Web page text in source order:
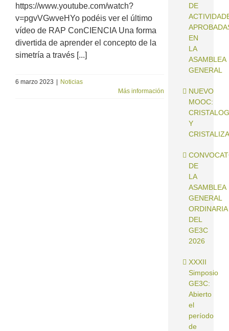
https://www.youtube.com/watch?
v=pgvVGwveHYo podéis ver el último
vídeo de RAP ConCIENCIA Una forma
divertida de aprender el concepto de la
simetría a través [...]
6 marzo 2023
Noticias
Más información
DE
EN
LA
ASAMBLEA
GENERAL
NUEVO
MOOC:
Y
DE
LA
ASAMBLEA
GENERAL
ORDINARIA
DEL
GE3C
2026
XXXII
Simposio
GE3C:
Abierto
el
período
de